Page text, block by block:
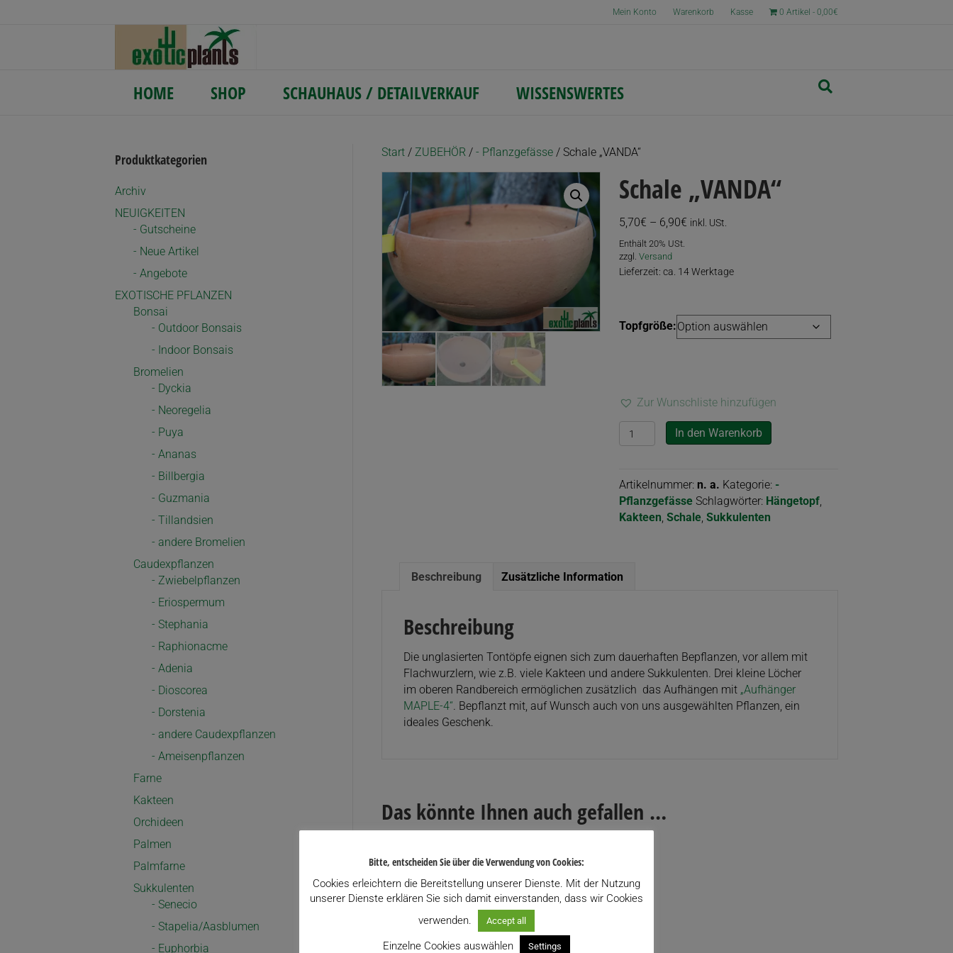
Mein Konto Warenkorb Kasse 0 Artikel 0,00€
HOME SHOP SCHAUHAUS / DETAILVERKAUF WISSENSWERTES
Start / ZUBEHÖR / - Pflanzgefässe / Schale „VANDA“
Schale „VANDA“
5,70€ – 6,90€Preisspanne:
6,90€
inkl. USt.
Enthält 20% USt.
zzgl. Versand
Lieferzeit: ca. 14 Werktage
Topfgröße:
Zur Wunschliste hinzufügen
Schale
"VANDA"
In den Warenkorb
Artikelnummer: n. a. Kategorie: -
Pflanzgefässe Schlagwörter: Hängetopf,
Kakteen, Schale, Sukkulenten
Beschreibung Zusätzliche Information
Beschreibung
Die unglasierten Tontöpfe eignen sich zum dauerhaften Bepflanzen, vor allem mit
Flachwurzlern, wie z.B. viele Kakteen und andere Sukkulenten. Drei kleine Löcher
im oberen Randbereich ermöglichen zusätzlich das Aufhängen mit „Aufhänger
MAPLE-4“. Bepflanzt mit, auf Wunsch auch von uns ausgewählten Pflanzen, ein
ideales Geschenk.
Das könnte Ihnen auch gefallen …
Produktkategorien
Archiv
NEUIGKEITEN
- Gutscheine
- Neue Artikel
- Angebote
EXOTISCHE PFLANZEN
Bonsai
- Outdoor Bonsais
- Indoor Bonsais
Bromelien
- Dyckia
- Neoregelia
- Puya
- Ananas
- Billbergia
- Guzmania
- Tillandsien
- andere Bromelien
Caudexpflanzen
- Zwiebelpflanzen
- Eriospermum
- Stephania
- Raphionacme
- Adenia
- Dioscorea
- Dorstenia
- andere Caudexpflanzen
- Ameisenpflanzen
Farne
Kakteen
Orchideen
Palmen
Palmfarne
Sukkulenten
- Senecio
- Stapelia/Aasblumen
- Euphorbia
Bitte, entscheiden Sie über die Verwendung von Cookies:
Cookies erleichtern die Bereitstellung unserer Dienste. Mit der Nutzung
unserer Dienste erklären Sie sich damit einverstanden, dass wir Cookies
verwenden.
Accept all
Einzelne Cookies auswählen Settings